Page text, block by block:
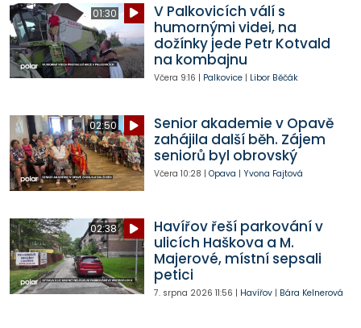
01:30
V Palkovicích válí s
humornými videi, na
dožínky jede Petr Kotvald
na kombajnu
Včera 9:16 | Palkovice| Libor Běčák
02:50
Senior akademie v Opavě
zahájila další běh. Zájem
seniorů byl obrovský
Včera 10:28 | Opava | Yvona Fajtová
02:38
Havířov řeší parkování v
ulicích Haškova a M.
Majerové, místní sepsali
petici
7. srpna 2026 11:56 | Havířov| Bára Kelnerová